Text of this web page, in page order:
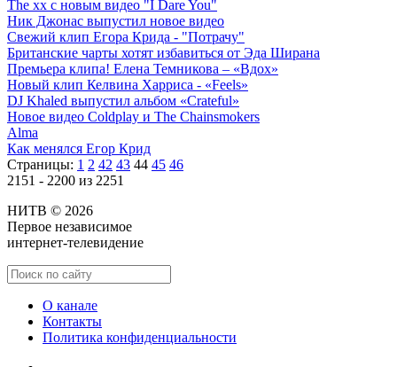
The xx с новым видео "I Dare You"
Ник Джонас выпустил новое видео
Свежий клип Егора Крида - "Потрачу"
Британские чарты хотят избавиться от Эда Ширана
Премьера клипа! Елена Темникова – «Вдох»
Новый клип Келвина Харриса - «Feels»
DJ Khaled выпустил альбом «Crateful»
Новое видео Coldplay и The Chainsmokers
Alma
Как менялся Егор Крид
Страницы: 1 2 42 43 44 45 46
2151 - 2200 из 2251
НИТВ © 2026
Первое независимое
интернет-телевидение
О канале
Контакты
Политика конфиденциальности